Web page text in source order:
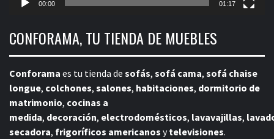
00:00 01:17
CONFORAMA, TU TIENDA DE MUEBLES
Conforama es tu tienda de sofás, sofá cama, sofá chaise
longue, colchones, salones, habitaciones, dormitorio de
matrimonio, cocinas a
medida, decoración, electrodomésticos, lavavajillas,
secadora, frigoríficos americanos ytelevisiones.